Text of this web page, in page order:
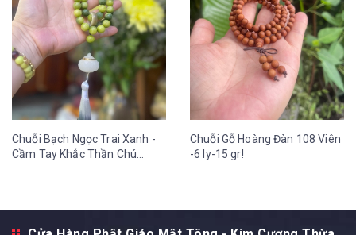
Chuỗi Bạch Ngọc Trai Xanh -
Cầm Tay Khắc Thần Chú
Chuỗi Gỗ Hoàng Đàn 108 Viên
-6 ly-15 gr!